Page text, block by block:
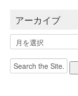
アーカイブ
ア
ー
カ
イ
Search
for: